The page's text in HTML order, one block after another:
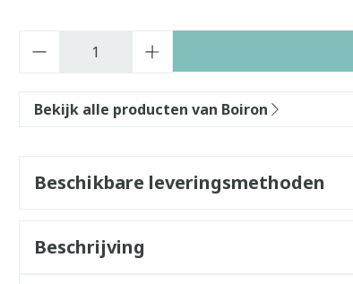
Bekijk alle producten van Boiron
Beschikbare leveringsmethoden
Beschrijving